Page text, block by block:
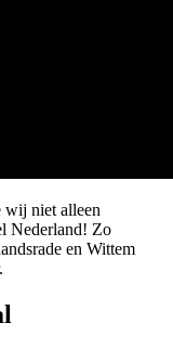
wij niet alleen
Nederland! Zo
en Wittem